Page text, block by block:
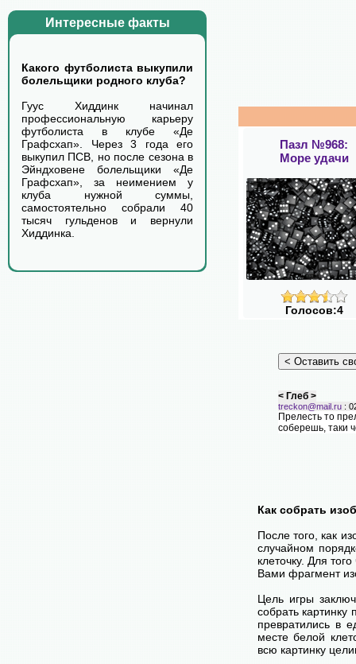
Интересные факты
Какого футболиста выкупили
болельщики родного клуба?
Гуус Хиддинк начинал
профессиональную карьеру
футболиста в клубе «Де
Графсхап». Через 3 года его
выкупил ПСВ, но после сезона в
Эйндховене болельщики «Де
Графсхап», за неимением у
клуба нужной суммы,
самостоятельно собрали 40
тысяч гульденов и вернули
Хиддинка.
Пазл №968:
Море удачи
Голосов:4
< Глеб >
treckon@mail.ru :
Прелесть то
соберешь, таки
Как собрать
После того, как
случайном
клеточку. Для
Вами фрагмент
Цель игры
собрать
превратились в
месте белой
всю картинку